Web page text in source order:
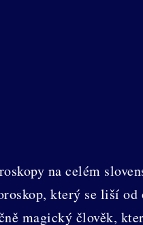
na celém
který se liší od
magický člověk,